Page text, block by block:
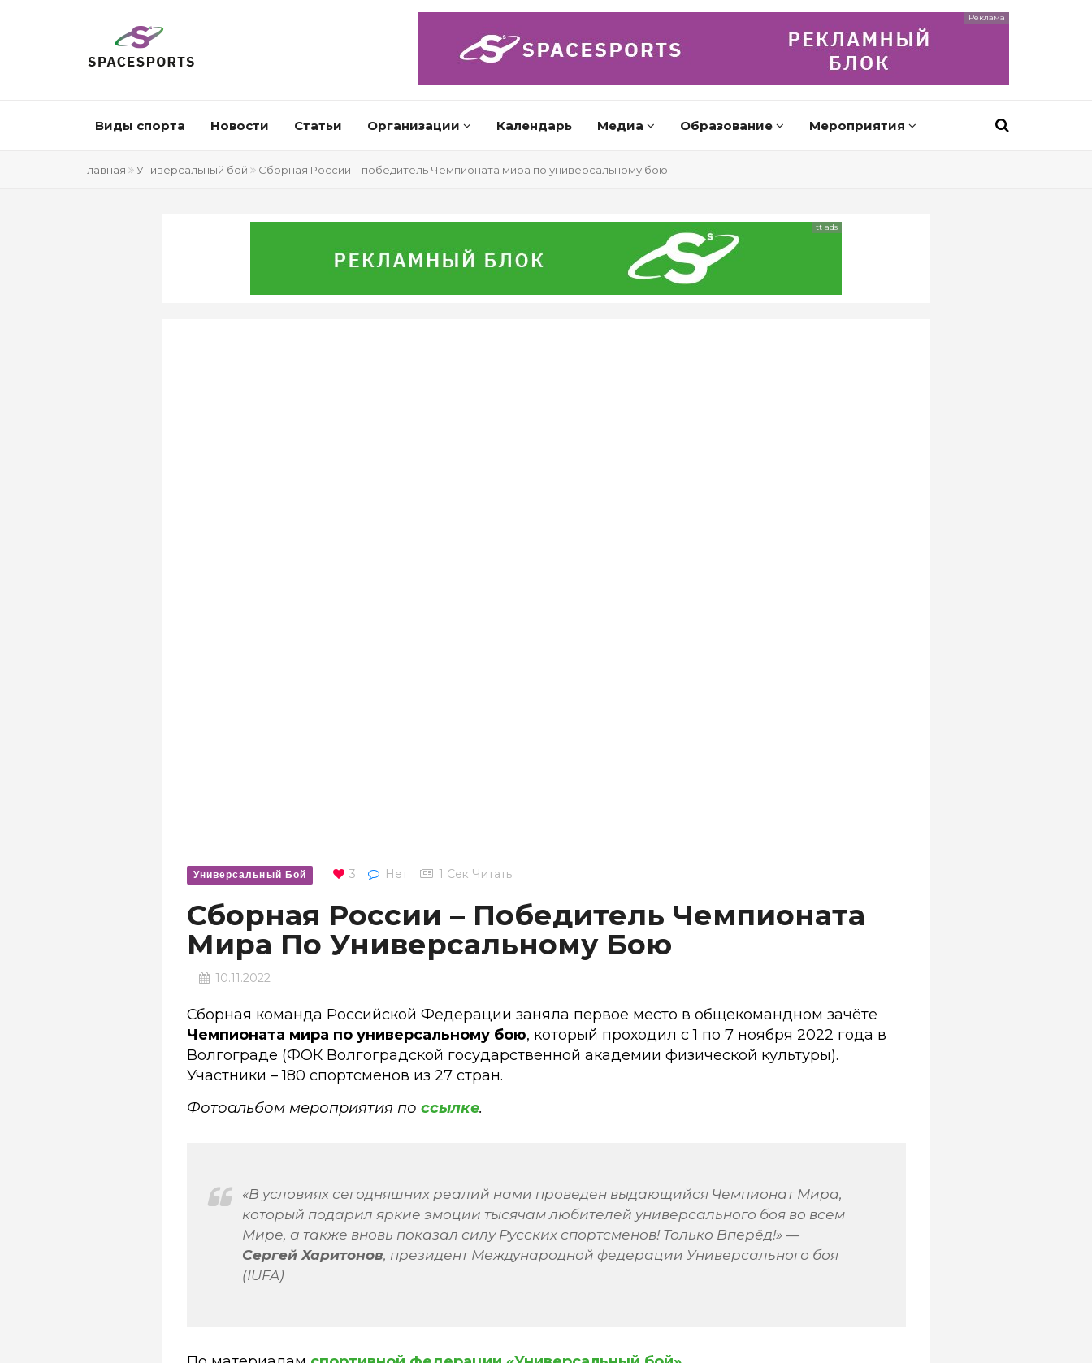
Реклама
Виды спорта Новости Статьи Организации Календарь Медиа Образование Мероприятия
Главная Универсальный бой Сборная России – победитель Чемпионата мира по универсальному бою
tt ads
Универсальный Бой 3 Нет 1 Сек Читать
Сборная России – Победитель Чемпионата
Мира По Универсальному Бою
10.11.2022
Сборная команда Российской Федерации заняла первое место в общекомандном зачёте
Чемпионата мира по универсальному бою, который проходил с 1 по 7 ноября 2022 года в
Волгограде (ФОК Волгоградской государственной академии физической культуры).
Участники – 180 спортсменов из 27 стран.
Фотоальбом мероприятия по ссылке.
«В условиях сегодняшних реалий нами проведен выдающийся Чемпионат Мира,
который подарил яркие эмоции тысячам любителей универсального боя во всем
Мире, а также вновь показал силу Русских спортсменов! Только Вперёд!» —
Сергей Харитонов, президент Международной федерации Универсального боя
(IUFA)